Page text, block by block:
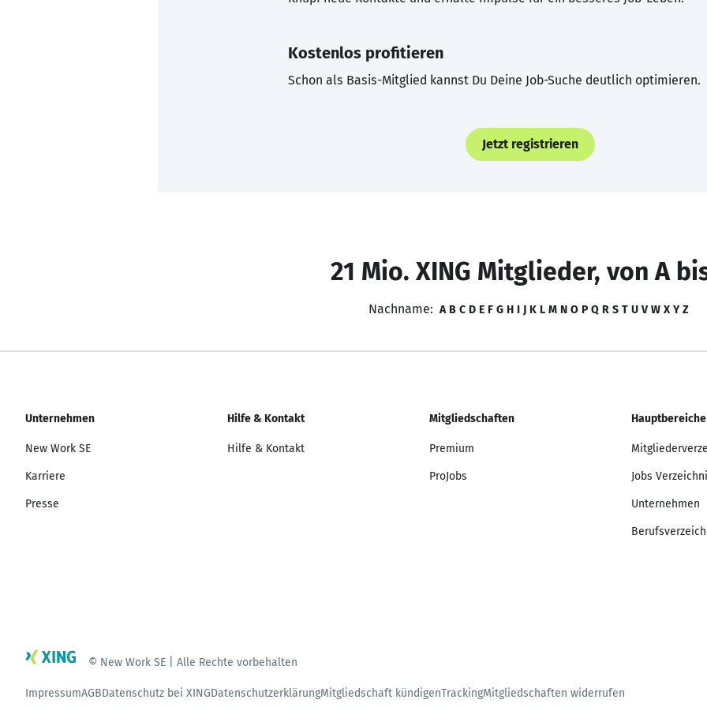
Kostenlos profitieren
Schon als Basis-Mitglied kannst Du Deine Job-Suche deutlich optimieren.
Jetzt registrieren
21 Mio. XING Mitglieder, von A
Nachname: A B C D E F G H I J K L M N O P Q R S T U V W X Y Z
Unternehmen
New Work SE
Karriere
Presse
Hilfe & Kontakt
Hilfe & Kontakt
Mitgliedschaften
Premium
ProJobs
Hauptbereiche
Jobs
Unternehmen
© New Work SE | Alle Rechte vorbehalten
ImpressumAGBDatenschutz bei XINGDatenschutzerklärungMitgliedschaft kündigenTrackingMitgliedschaften widerrufen